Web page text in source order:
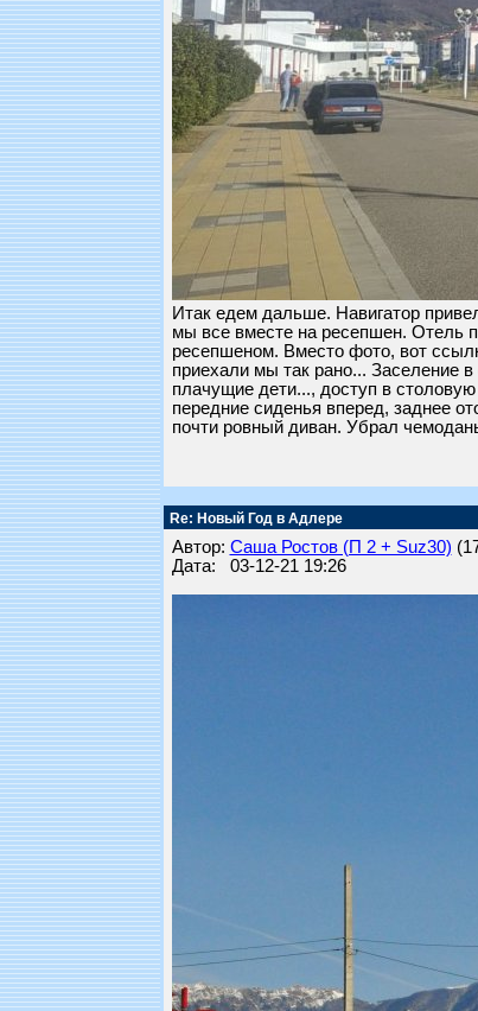
Итак едем дальше. Навигатор
мы все вместе на ресепшен. Отель
ресепшеном. Вместо фото, вот
приехали мы так рано... Заселение
плачущие дети..., доступ в
передние сиденья вперед, заднее
почти ровный диван. Убрал
Re: Новый Год в Адлере
Автор: Саша Ростов (П 2 + Suz30)
Дата: 03-12-21 19:26